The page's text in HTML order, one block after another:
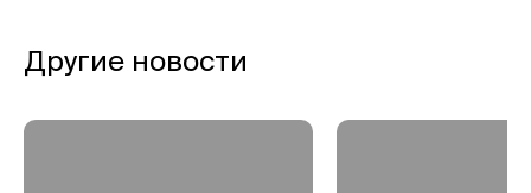
Другие новости